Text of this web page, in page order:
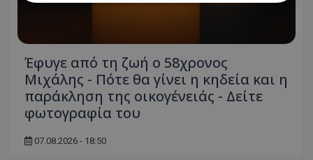
Έφυγε από τη ζωή ο 58χρονος
Μιχάλης - Πότε θα γίνει η κηδεία και η
παράκληση της οικογένειάς - Δείτε
φωτογραφία του
07.08.2026 - 18:50
Μη ταξινομημένα
Τα απολύτως απαραίτητα cookies επιτρέπουν
βασικές λειτουργίες του ιστότοπου, όπως τη
σύνδεση χρήστη και τη διαχείριση λογαριασμού.
χωρίς τα απολύτως απαραίτητα cookies.